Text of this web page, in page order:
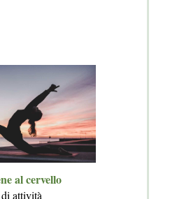
al cervello
attività